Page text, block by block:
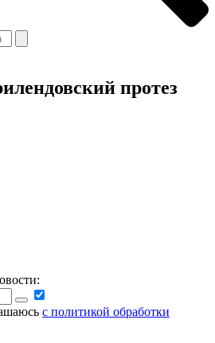
протез
с политикой обработки